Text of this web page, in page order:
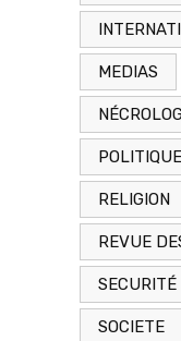
MEDIAS
POLITIQUE
RELIGION
REVUE
SOCIETE